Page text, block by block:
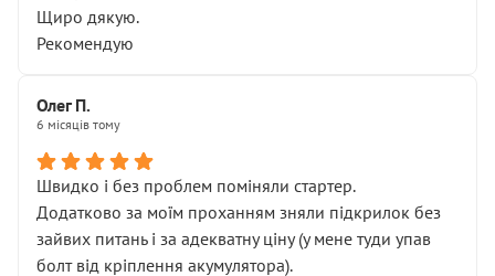
Щиро дякую.
Рекомендую
Олег П.
6 місяців тому
Швидко і без проблем поміняли стартер.
Додатково за моїм проханням зняли підкрилок без
зайвих питань і за адекватну ціну (у мене туди упав
болт від кріплення акумулятора).